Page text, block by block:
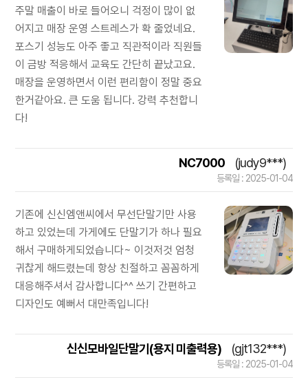
주말 매출이 바로 들어오니 걱정이 많이 없
어지고 매장 운영 스트레스가 확 줄었네요.
포스기 성능도 아주 좋고 직관적이라 직원들
이 금방 적응해서 교육도 간단히 끝났고요.
매장을 운영하면서 이런 편리함이 정말 중요
한거같아요. 큰 도움 됩니다. 강력 추천합니
다!
NC7000 (judy9***)
등록일 : 2025-01-04
기존에 신신엠앤씨에서 무선단말기만 사용
하고 있었는데 가게에도 단말기가 하나 필요
해서 구매하게되었습니다~ 이것저것 엄청
귀찮게 해드렸는데 항상 친절하고 꼼꼼하게
대응해주셔서 감사합니다^^ 쓰기 간편하고
디자인도 예뻐서 대만족입니다!
신신모바일단말기(용지 미출력용) (gjt132***)
등록일 : 2025-01-04